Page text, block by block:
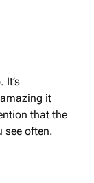
It’s
it
that the
see often.